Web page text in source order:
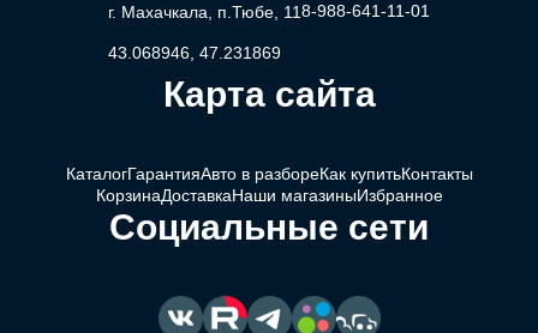
г. Махачкала, п.Тюбе, 11
43.068946, 47.231869
8-988-641-11-01
Карта сайта
КаталогГарантияАвто в разбореКак купитьКонтакты
КорзинаДоставкаНаши магазиныИзбранное
Социальные сети